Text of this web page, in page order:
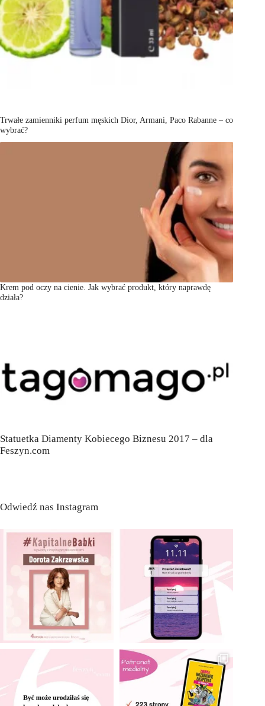
Trwałe zamienniki perfum męskich Dior, Armani, Paco Rabanne – co
wybrać?
Krem pod oczy na cienie. Jak wybrać produkt, który naprawdę
działa?
Statuetka Diamenty Kobiecego Biznesu 2017 – dla
Feszyn.com
Odwiedź nas Instagram